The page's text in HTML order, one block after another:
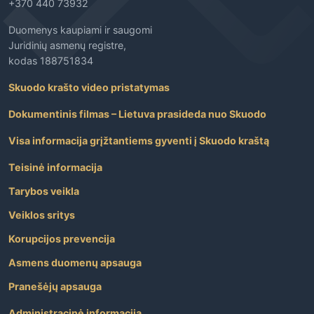
+370 440 73932
Duomenys kaupiami ir saugomi
Juridinių asmenų registre,
kodas 188751834
Skuodo krašto video pristatymas
Dokumentinis filmas – Lietuva prasideda nuo Skuodo
Visa informacija grįžtantiems gyventi į Skuodo kraštą
Teisinė informacija
Tarybos veikla
Veiklos sritys
Korupcijos prevencija
Asmens duomenų apsauga
Pranešėjų apsauga